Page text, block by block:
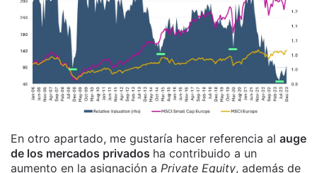
En otro apartado, me gustaría hacer referencia al auge
de los mercados privados ha contribuido a un
aumento en la asignación a Private Equity, además de